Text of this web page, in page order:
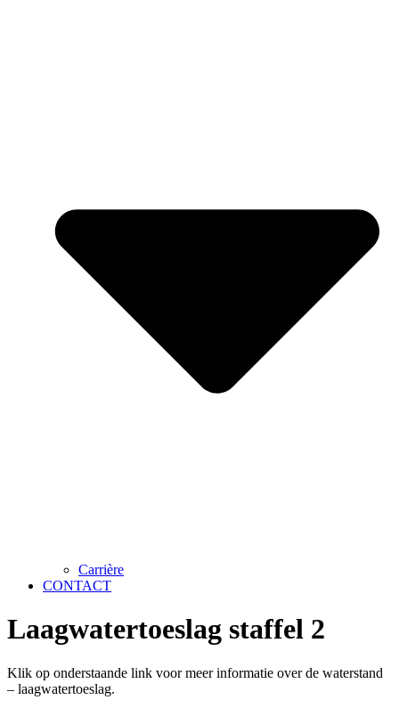
Carrière
CONTACT
Laagwatertoeslag staffel 2
Klik op onderstaande link voor meer informatie over de waterstand
– laagwatertoeslag.